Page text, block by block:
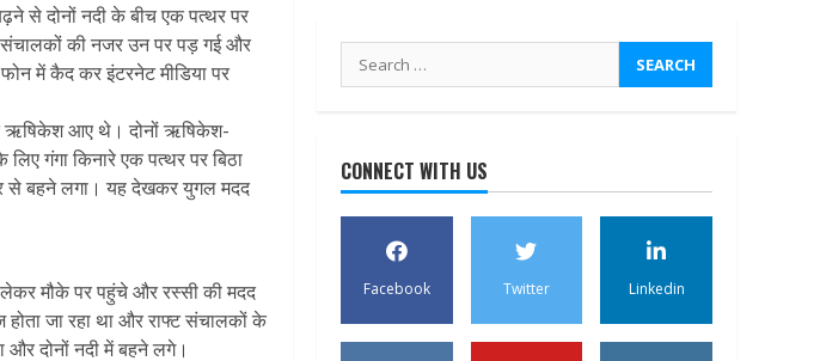
से दोनों नदी के बीच एक पत्थर पर
संचालकों की नजर उन पर पड़ गई और
में कैद कर इंटरनेट मीडिया पर
ऋषिकेश आए थे। दोनों ऋषिकेश-
गंगा किनारे एक पत्थर पर बिठा
से बहने लगा। यह देखकर युगल मदद
लेकर मौके पर पहुंचे और रस्सी की मदद
जा रहा था और राफ्ट संचालकों के
दोनों नदी में बहने लगे।
Search
for:
CONNECT WITH US
Facebook Twitter Linkedin